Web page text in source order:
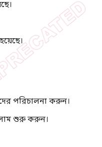
পরিচালনা করুন।
শুরু করুন।